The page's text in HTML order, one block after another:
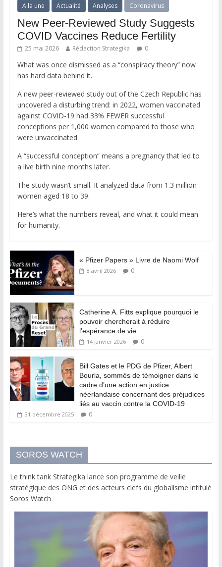
A la une Actualité Analyses Coronavirus
New Peer-Reviewed Study Suggests
COVID Vaccines Reduce Fertility
25 mai 2026 Rédaction Strategika 0
What was once dismissed as a “conspiracy theory” now
has hard data behind it.
A new peer-reviewed study out of the Czech Republic has
uncovered a disturbing trend: in 2022, women vaccinated
against COVID-19 had 33% FEWER successful
conceptions per 1,000 women compared to those who
were unvaccinated.
A “successful conception” means a pregnancy that led to
a live birth nine months later.
The study wasn’t small. It analyzed data from 1.3 million
women aged 18 to 39.
Here’s what the numbers reveal, and what it could mean
for humanity.
« Pfizer Papers » Livre de Naomi Wolf
8 avril 2026 0
Catherine A. Fitts explique pourquoi le
pouvoir chercherait à réduire
l’espérance de vie
14 janvier 2026 0
Bill Gates et le PDG de Pfizer, Albert
Bourla, sommés de témoigner dans le
cadre d’une action en justice
néerlandaise concernant des préjudices
liés au vaccin contre la COVID-19
31 décembre 2025 0
SOROS WATCH
Le think tank Strategika lance son programme de veille
stratégique des ONG et des acteurs clefs du globalisme intitulé
Soros Watch